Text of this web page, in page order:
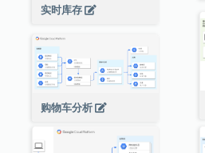
实时库存
购物车分析